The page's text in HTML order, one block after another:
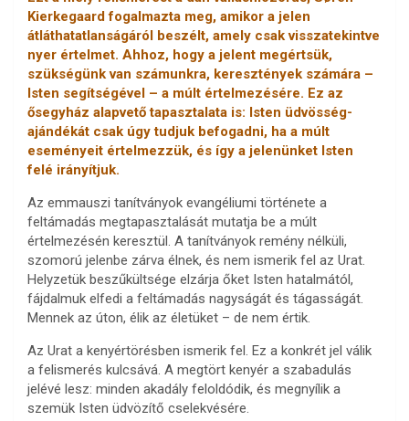
Kierkegaard fogalmazta meg, amikor a jelen
átláthatatlanságáról beszélt, amely csak visszatekintve
nyer értelmet. Ahhoz, hogy a jelent megértsük,
szükségünk van számunkra, keresztények számára –
Isten segítségével – a múlt értelmezésére. Ez az
ősegyház alapvető tapasztalata is: Isten üdvösség-
ajándékát csak úgy tudjuk befogadni, ha a múlt
eseményeit értelmezzük, és így a jelenünket Isten
felé irányítjuk.
Az emmauszi tanítványok evangéliumi története a
feltámadás megtapasztalását mutatja be a múlt
értelmezésén keresztül. A tanítványok remény nélküli,
szomorú jelenbe zárva élnek, és nem ismerik fel az Urat.
Helyzetük beszűkültsége elzárja őket Isten hatalmától,
fájdalmuk elfedi a feltámadás nagyságát és tágasságát.
Mennek az úton, élik az életüket – de nem értik.
Az Urat a kenyértörésben ismerik fel. Ez a konkrét jel válik
a felismerés kulcsává. A megtört kenyér a szabadulás
jelévé lesz: minden akadály feloldódik, és megnyílik a
szemük Isten üdvözítő cselekvésére.